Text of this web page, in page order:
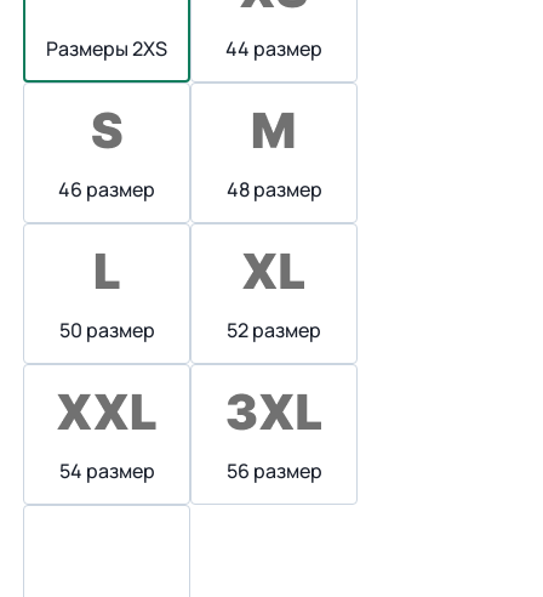
Размеры 2XS 44 размер
46 размер 48 размер
50 размер 52 размер
54 размер 56 размер